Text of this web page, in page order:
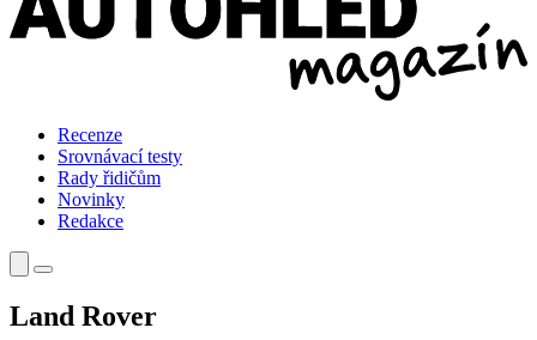
Recenze
Srovnávací testy
Rady řidičům
Novinky
Redakce
Land Rover